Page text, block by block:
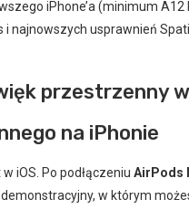
iPhone’a (minimum A12
i najnowszych usprawnień
przestrzenny
na iPhonie
iOS. Po podłączeniu AirPods
w którym